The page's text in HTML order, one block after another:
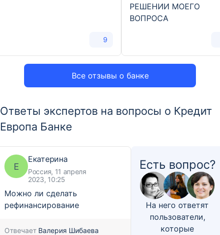
Все отзывы о банке
9
РЕШЕНИИ МОЕГО
ВОПРОСА
Ответы экспертов на вопросы о Кредит
Европа Банке
Е
Екатерина
Россия, 11 апреля
2023, 10:25
Можно ли сделать
рефинансирование
Отвечает Валерия Шибаева
Есть вопрос?
На него ответят
пользователи,
которые